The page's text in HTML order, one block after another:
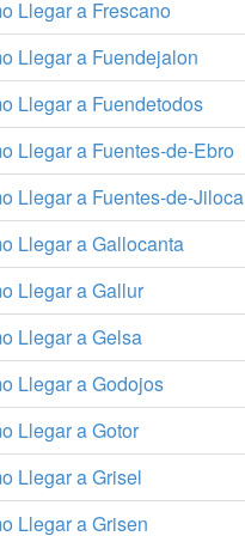
Llegar a Frescano
Llegar a Fuendejalon
Llegar a Fuendetodos
Llegar a Fuentes-de-Ebro
Llegar a Fuentes-de-Jiloca
Llegar a Gallocanta
Llegar a Gallur
Llegar a Gelsa
Llegar a Godojos
Llegar a Gotor
Llegar a Grisel
Llegar a Grisen